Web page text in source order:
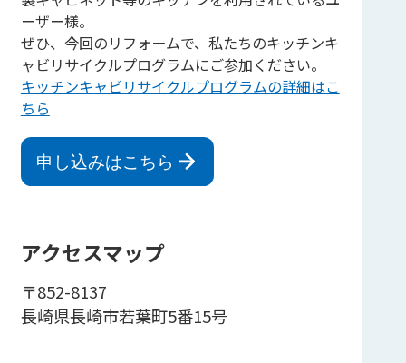
ーザー様。
ぜひ、今回のリフォームで、私たちのキッチンキ
ャビリサイクルプログラムにご参加ください。
キッチンキャビリサイクルプログラムの詳細はこ
ちら
申し込みはこちら
アクセスマップ
〒852-8137
長崎県長崎市若葉町5番15号